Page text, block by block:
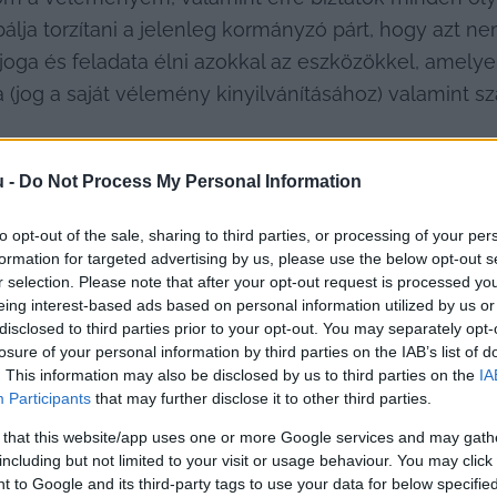
- Do Not Process My Personal Information
opt-out of the sale, sharing to third parties, or processing of your
for targeted advertising by us, please use the below opt-out
selection. Please note that after your opt-out request is processed
interest-based ads based on personal information utilized by us
to third parties prior to your opt-out. You may separately
of your personal information by third parties on the IAB’s list of
This information may also be disclosed by us to third parties on the
Participants that may further disclose it to other third parties.
that this website/app uses one or more Google services and may
but not limited to your visit or usage behaviour. You may
to Google and its third-party tags to use your data for below
torzítani a jelenleg kormányzó párt, hogy azt
és feladata élni azokkal az eszközökkel,
(jog a saját vélemény kinyilvánításához) valamint
az orosz agresszióhoz tragikus fordulatokat
bel- és külpolitikában. Ennek
hogy az orosz agresszió tényével nem akar
magyar ember számára fontos ünnepünkről,
részéről, de megtették. Nyoma van. Itt marad
hogyha a hatalomvágy erősebb a nemzet
csak kiüresedett szó, amit arra és olyan
keltsen. Gyűlöletből, kirekesztésből,
Kudarc és szégyen felé sajnos igen.